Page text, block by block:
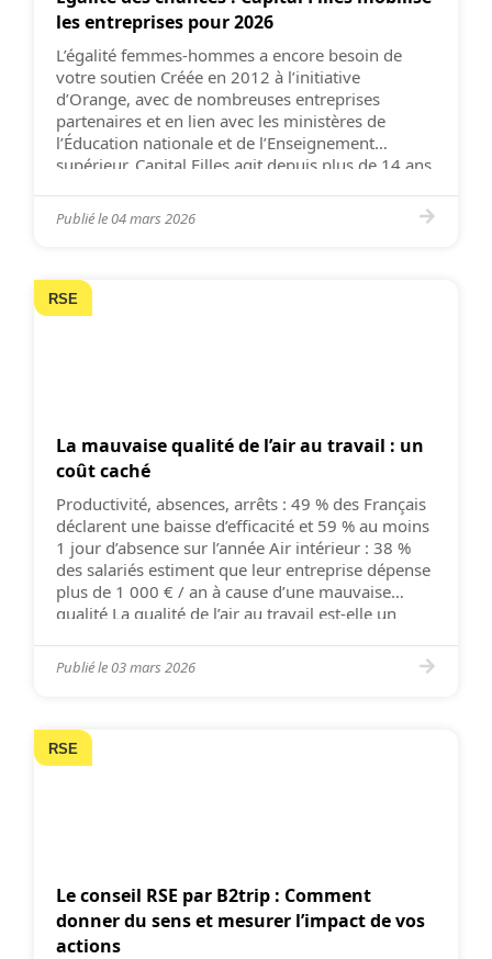
les entreprises pour 2026
L’égalité femmes-hommes a encore besoin de
votre soutien Créée en 2012 à l’initiative
d’Orange, avec de nombreuses entreprises
partenaires et en lien avec les ministères de
l’Éducation nationale et de l’Enseignement
supérieur, Capital Filles agit depuis plus de 14 ans
femmes et les hommes. À l’approche du […]
Publié le04 mars 2026
RSE
La mauvaise qualité de l’air au travail : un
coût caché
Productivité, absences, arrêts : 49 % des Français
déclarent une baisse d’efficacité et 59 % au moins
1 jour d’absence sur l’année Air intérieur : 38 %
des salariés estiment que leur entreprise dépense
plus de 1 000 € / an à cause d’une mauvaise
qualité La qualité de l’air au travail est-elle un
Publié le03 mars 2026
RSE
Le conseil RSE par B2trip : Comment
donner du sens et mesurer l’impact de vos
actions